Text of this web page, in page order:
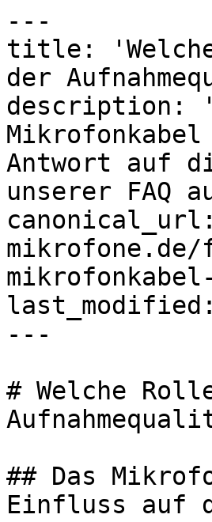
---
title:
der
description:
Antwort auf
unserer FAQ
---
# Welche
## Das
Einfluss auf